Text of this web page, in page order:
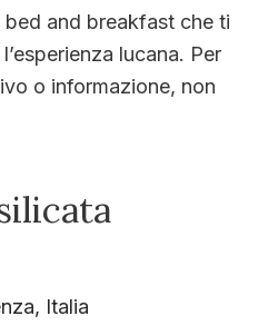
bed and breakfast che ti
lucana. Per
o informazione, non
Italia